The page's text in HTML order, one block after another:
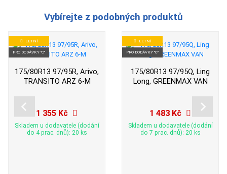
Vybírejte z podobných produktů
LETNÍ
PRO DODÁVKY "C"
175/80R13 97/95R, Arivo,
TRANSITO ARZ 6-M
1 355 Kč
Skladem u dodavatele (dodání
do 4 prac. dnů): 20 ks
LETNÍ
PRO DODÁVKY "C"
175/80R13 97/95Q, Ling
Long, GREENMAX VAN
1 483 Kč
Skladem u dodavatele (dodání
do 7 prac. dnů): 20 ks